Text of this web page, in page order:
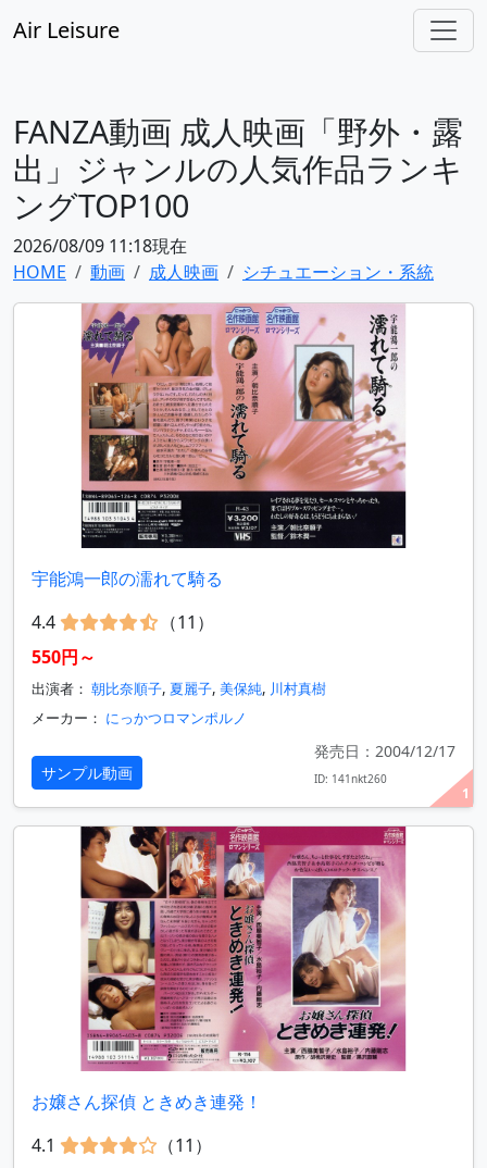
Air Leisure
FANZA動画 成人映画「野外・露
出」ジャンルの人気作品ランキ
ングTOP100
2026/08/09 11:18現在
HOME
動画 成人映画 シチュエーション・系統
1
宇能鴻一郎の濡れて騎る
4.4
（11）
550円～
出演者： 朝比奈順子, 夏麗子, 美保純, 川村真樹
メーカー： にっかつロマンポルノ
サンプル動画
発売日：2004/12/17
ID: 141nkt260
お嬢さん探偵 ときめき連発！
4.1
（11）